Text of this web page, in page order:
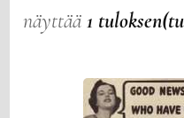
näyttää1